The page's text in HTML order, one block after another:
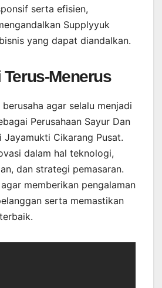
serta efisien,
Supplyyuk
yang dapat diandalkan.
Menerus
agar selalu menjadi
Perusahaan Sayur Dan
Jayamukti Cikarang Pusat.
dalam hal teknologi,
dan strategi pemasaran.
memberikan pengalaman
serta memastikan